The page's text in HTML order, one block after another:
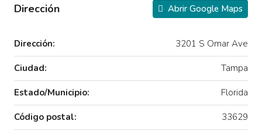
Dirección Abrir Google Maps
Dirección: 3201 S Omar Ave
Ciudad: Tampa
Estado/Municipio: Florida
Código postal: 33629